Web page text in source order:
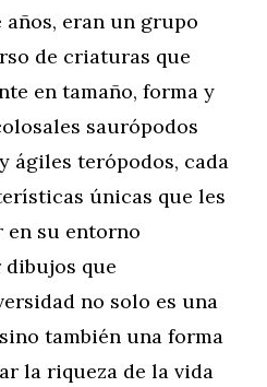
eran un grupo
de criaturas que
en tamaño, forma y
saurópodos
ágiles terópodos, cada
únicas que les
su entorno
que
no solo es una
también una forma
la riqueza de la vida